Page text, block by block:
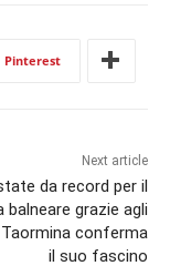
Pinterest
Next article
da record per il
balneare grazie agli
conferma
il suo fascino